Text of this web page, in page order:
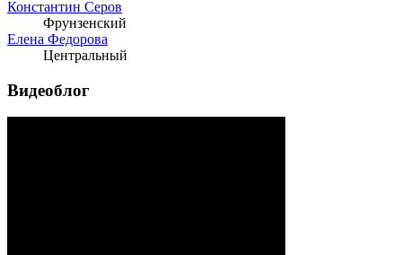
Константин Серов
Фрунзенский
Елена Федорова
Центральный
Видеоблог